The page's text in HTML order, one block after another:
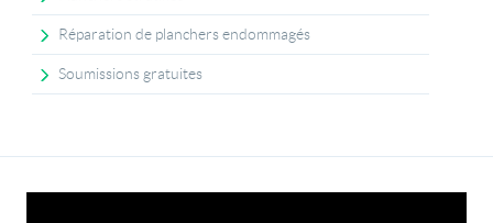
Réparation de planchers endommagés
Soumissions gratuites